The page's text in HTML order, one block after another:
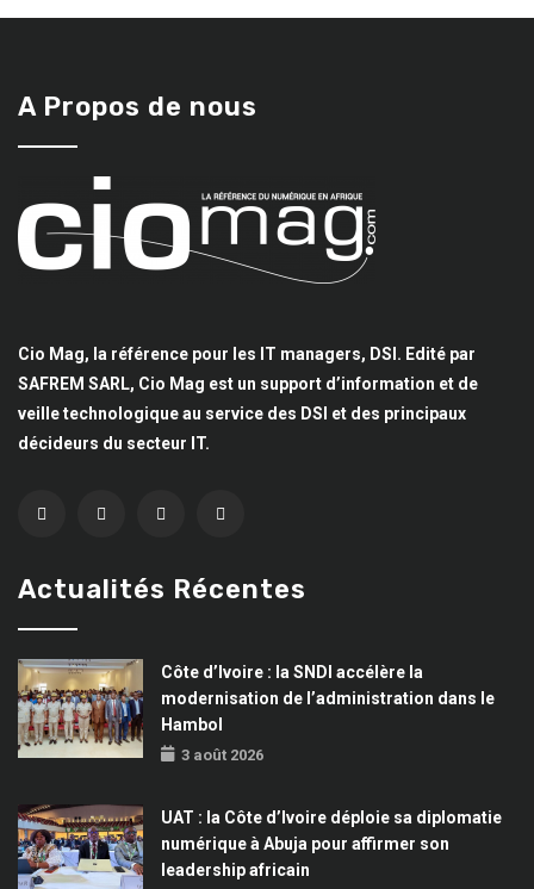
A Propos de nous
Cio Mag, la référence pour les IT managers, DSI. Edité par
SAFREM SARL, Cio Mag est un support d’information et de
veille technologique au service des DSI et des principaux
décideurs du secteur IT.
Actualités Récentes
Côte d’Ivoire : la SNDI accélère la
modernisation de l’administration dans le
Hambol
3 août 2026
UAT : la Côte d’Ivoire déploie sa diplomatie
numérique à Abuja pour affirmer son
leadership africain